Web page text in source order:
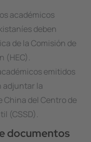
académicos
deben
de la Comisión de
(HEC).
emitidos
adjuntar la
China del Centro de
(CSSD).
documentos